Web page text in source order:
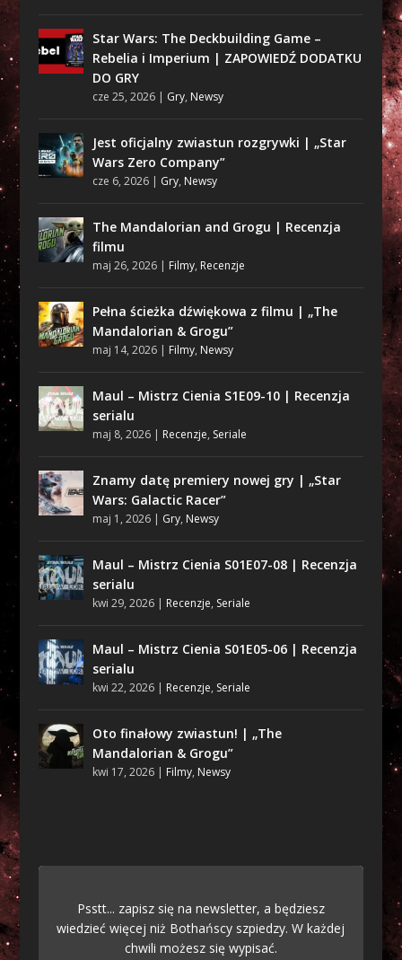
Star Wars: The Deckbuilding Game –
Rebelia i Imperium | ZAPOWIEDŹ DODATKU
DO GRY
cze 25, 2026| Gry, Newsy
Jest oficjalny zwiastun rozgrywki | „Star
Wars Zero Company”
cze 6, 2026| Gry, Newsy
The Mandalorian and Grogu | Recenzja
filmu
maj 26, 2026| Filmy, Recenzje
Pełna ścieżka dźwiękowa z filmu | „The
Mandalorian & Grogu”
maj 14, 2026| Filmy, Newsy
Maul – Mistrz Cienia S1E09-10 | Recenzja
serialu
maj 8, 2026| Recenzje, Seriale
Znamy datę premiery nowej gry | „Star
Wars: Galactic Racer”
maj 1, 2026| Gry, Newsy
Maul – Mistrz Cienia S01E07-08 | Recenzja
serialu
kwi 29, 2026| Recenzje, Seriale
Maul – Mistrz Cienia S01E05-06 | Recenzja
serialu
kwi 22, 2026| Recenzje, Seriale
Oto finałowy zwiastun! | „The
Mandalorian & Grogu”
kwi 17, 2026| Filmy, Newsy
Psstt... zapisz się na newsletter, a będziesz
wiedzieć więcej niż Bothańscy szpiedzy. W każdej
chwili możesz się wypisać.